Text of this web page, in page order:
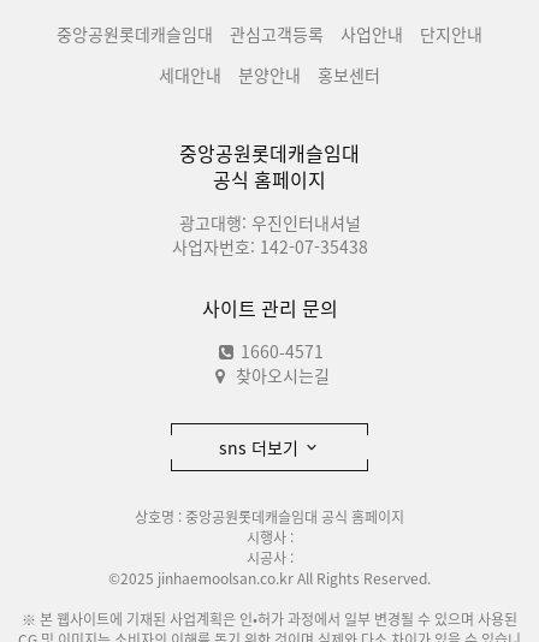
중앙공원롯데캐슬임대 관심고객등록 사업안내
단지안내
세대안내
분양안내 홍보센터
중앙공원롯데캐슬임대
공식 홈페이지
광고대행: 우진인터내셔널
사업자번호: 142-07-35438
사이트 관리 문의
1660-4571
찾아오시는길
sns 더보기
상호명 : 중앙공원롯데캐슬임대 공식 홈페이지
시행사 :
시공사 :
©2025 jinhaemoolsan.co.kr All Rights Reserved.
※ 본 웹사이트에 기재된 사업계획은 인•허가 과정에서 일부 변경될 수 있으며 사용된